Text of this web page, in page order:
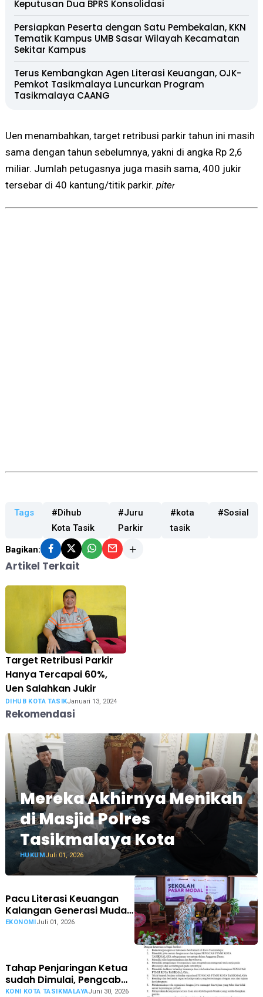
Keputusan Dua BPRS Konsolidasi
Persiapkan Peserta dengan Satu Pembekalan, KKN
Tematik Kampus UMB Sasar Wilayah Kecamatan
Sekitar Kampus
Terus Kembangkan Agen Literasi Keuangan, OJK-
Pemkot Tasikmalaya Luncurkan Program
Tasikmalaya CAANG
Uen menambahkan, target retribusi parkir tahun ini masih
sama dengan tahun sebelumnya, yakni di angka Rp 2,6
miliar. Jumlah petugasnya juga masih sama, 400 jukir
tersebar di 40 kantung/titik parkir. piter
Tags
#Dihub
Kota Tasik
#Juru
Parkir
#kota
tasik
#Sosial
Bagikan:
Artikel Terkait
Target Retribusi Parkir
Hanya Tercapai 60%,
Uen Salahkan Jukir
DIHUB KOTA TASIKJanuari 13, 2024
Rekomendasi
Mereka Akhirnya Menikah
di Masjid Polres
Tasikmalaya Kota
HUKUM Juli 01, 2026
Pacu Literasi Keuangan
Kalangan Generasi Muda,
Kolaborasi OJK
EKONOMIJuli 01, 2026
Tahap Penjaringan Ketua
sudah Dimulai, Pengcab
PTMSI Kota Tasikmalaya
KONI KOTA TASIKMALAYAJuni 30, 2026